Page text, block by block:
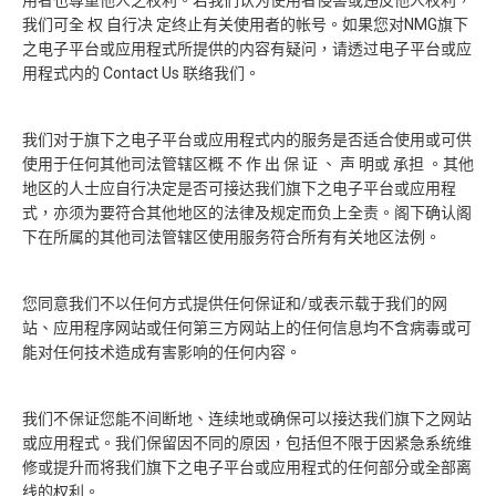
我们可全 权 自行决 定终止有关使用者的帐号。如果您对NMG旗下
之电子平台或应用程式所提供的内容有疑问，请透过电子平台或应
用程式内的 Contact Us 联络我们。
我们对于旗下之电子平台或应用程式内的服务是否适合使用或可供
使用于任何其他司法管辖区概 不 作 出 保 证 、 声 明或 承担 。其他
地区的人士应自行决定是否可接达我们旗下之电子平台或应用程
式，亦须为要符合其他地区的法律及规定而负上全责。阁下确认阁
下在所属的其他司法管辖区使用服务符合所有有关地区法例。
您同意我们不以任何方式提供任何保证和/或表示载于我们的网
站、应用程序网站或任何第三方网站上的任何信息均不含病毒或可
能对任何技术造成有害影响的任何内容。
我们不保证您能不间断地、连续地或确保可以接达我们旗下之网站
或应用程式。我们保留因不同的原因，包括但不限于因紧急系统维
修或提升而将我们旗下之电子平台或应用程式的任何部分或全部离
线的权利。